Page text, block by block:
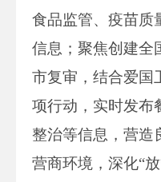
食品监管、疫苗质
信息；聚焦创建全
市复审，结合爱国
项行动，实时发布
整治等信息，营造
营商环境，深化“